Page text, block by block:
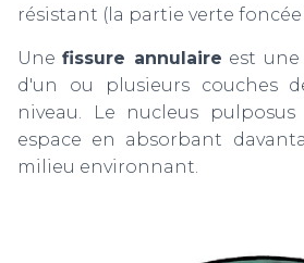
résistant (la partie verte foncée
Unefissure annulaire est
d'un ou plusieurs couches
niveau. Le nucleus
espace en absorbant
milieu environnant.